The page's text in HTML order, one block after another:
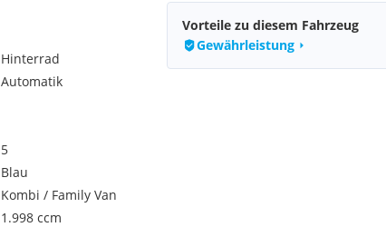
Hinterrad
Automatik
5
Blau
Kombi / Family Van
1.998 ccm
Vorteile zu diesem Fahrzeug
Gewährleistung